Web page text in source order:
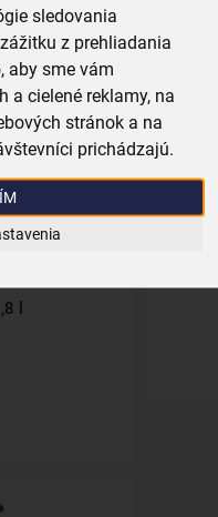
sledovania
z prehliadania
aby sme vám
a cielené reklamy, na
stránok a na
prichádzajú.
l